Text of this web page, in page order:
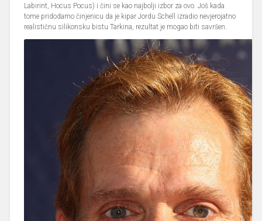
Labirint, Hocus Pocus) i čini se kao najbolji izbor za ovo. Još kada
tome pridodamo činjenicu da je kipar Jordu Schell izradio nevjerojatno
realističnu silikonsku bistu Tarkina, rezultat je mogao biti savršen.